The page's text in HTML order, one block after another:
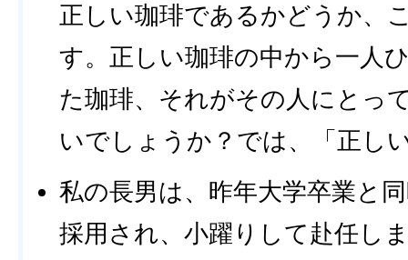
正しい珈琲であるかどうか、
す。正しい珈琲の中から一人
た珈琲、それがその人にとっ
いでしょうか？では、「正し
私の長男は、昨年大学卒業と
採用され、小躍りして赴任し